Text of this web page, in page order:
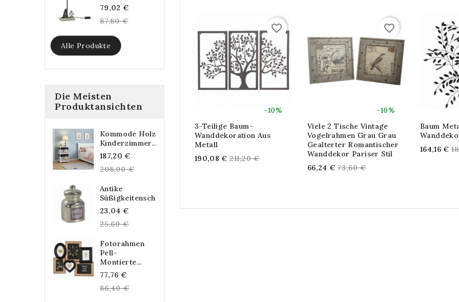
79,02 €
price
87,80 €
Alle Produkte
Die Meisten
Produktansichten
Kommode Holz
Kinderzimmer...
187,20 €
price
208,00 €
Antike
Süßigkeitenschachtel...
23,04 €
price
25,60 €
Fotorahmen
Pell-
Montierte...
77,76 €
price
86,40 €
-10%
favorite_border
3-Teilige Baum-
Wanddekoration Aus
Metall
190,08 € Regular
211,20 €
-10%
favorite_border
Viele 2 Tische Vintage
Vogelrahmen Grau Grau
Gealterter Romantischer
Wanddekor Pariser Stil
66,24 € Regular
73,60 €
Baum
164,16 €